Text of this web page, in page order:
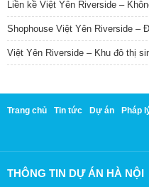
Liền kề Việt Yên Riverside –
Shophouse Việt Yên Riverside –
Việt Yên Riverside – Khu đô thị
Trang chủ Tin tức Dự án Pháp
THÔNG TIN DỰ ÁN HÀ NỘI